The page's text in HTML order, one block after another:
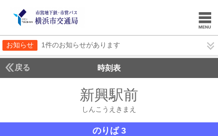
お知らせ 1件のお知らせがあります
戻る 時刻表
新興駅前
しんこうえきまえ
のりば 3